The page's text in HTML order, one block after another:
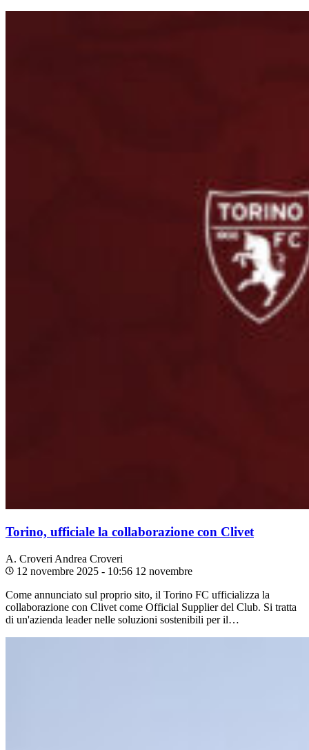
Torino, ufficiale la collaborazione con Clivet
A. Croveri Andrea Croveri
12 novembre 2025 - 10:56 12 novembre
Come annunciato sul proprio sito, il Torino FC ufficializza la
collaborazione con Clivet come Official Supplier del Club. Si tratta
di un'azienda leader nelle soluzioni sostenibili per il…